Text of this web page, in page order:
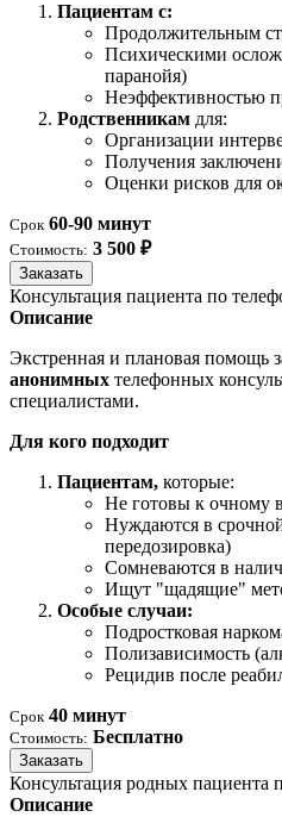
Пациентам с:
Продолжительным
Психическими
паранойя)
Неэффективностью
Родственникам для:
Организации
Получения
Оценки рисков для
Срок 60-90 минут
Стоимость: 3 500 ₽
Заказать
Консультация пациента по
Описание
Экстренная и плановая помощь
анонимных телефонных
специалистами.
Для кого подходит
Пациентам, которые:
Не готовы к очному
Нуждаются в
передозировка)
Сомневаются в
Ищут "щадящие"
Особые случаи:
Подростковая
Полизависимость
Рецидив после
Срок 40 минут
Стоимость: Бесплатно
Заказать
Консультация родных пациента
Описание